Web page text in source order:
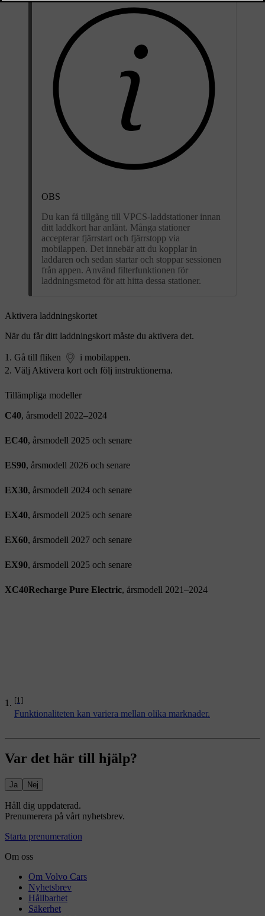
OBS
Du kan få tillgång till VPCS-laddstationer innan
ditt laddkort har anlänt. Många stationer
accepterar fjärrstart och fjärrstopp via
mobilappen. Det innebär att du kopplar in
laddaren och sedan startar och stoppar sessionen
från appen. Använd filterfunktionen för
laddningsmetod för att hitta dessa stationer.
Aktivera laddningskortet
När du får ditt laddningskort måste du aktivera det.
Gå till fliken
i mobilappen.
Välj Aktivera kort och följ instruktionerna.
Tillämpliga modeller
C40, årsmodell 2022–2024
EC40, årsmodell 2025 och senare
ES90, årsmodell 2026 och senare
EX30, årsmodell 2024 och senare
EX40, årsmodell 2025 och senare
EX60, årsmodell 2027 och senare
EX90, årsmodell 2025 och senare
XC40Recharge Pure Electric, årsmodell 2021–2024
[1]
Funktionaliteten kan variera mellan olika marknader.
Var det här till hjälp?
Ja Nej